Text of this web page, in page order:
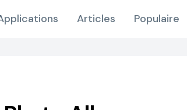
Articles Populaire